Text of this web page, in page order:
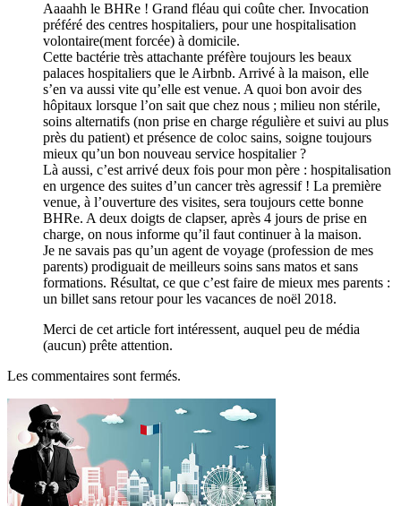
Aaaahh le BHRe ! Grand fléau qui coûte cher. Invocation
préféré des centres hospitaliers, pour une hospitalisation
volontaire(ment forcée) à domicile.
Cette bactérie très attachante préfère toujours les beaux
palaces hospitaliers que le Airbnb. Arrivé à la maison, elle
s’en va aussi vite qu’elle est venue. A quoi bon avoir des
hôpitaux lorsque l’on sait que chez nous ; milieu non stérile,
soins alternatifs (non prise en charge régulière et suivi au plus
près du patient) et présence de coloc sains, soigne toujours
mieux qu’un bon nouveau service hospitalier ?
Là aussi, c’est arrivé deux fois pour mon père : hospitalisation
en urgence des suites d’un cancer très agressif ! La première
venue, à l’ouverture des visites, sera toujours cette bonne
BHRe. A deux doigts de clapser, après 4 jours de prise en
charge, on nous informe qu’il faut continuer à la maison.
Je ne savais pas qu’un agent de voyage (profession de mes
parents) prodiguait de meilleurs soins sans matos et sans
formations. Résultat, ce que c’est faire de mieux mes parents :
un billet sans retour pour les vacances de noël 2018.
Merci de cet article fort intéressent, auquel peu de média
(aucun) prête attention.
Les commentaires sont fermés.